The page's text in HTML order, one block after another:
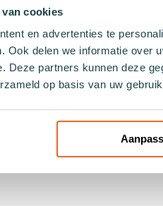
cookies
en advertenties te
Ook delen we informatie over
Deze partners kunnen deze
op basis van uw
je nu thuis ontspant of
en het golvenpatroon
bij aan het Sock by Sock
prachtige sokken op
roze Orca sokken –